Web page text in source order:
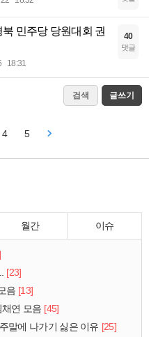
민주당 당원대회 권
18:31
40
댓글
검색 글쓰기
4 5
월간 이슈
[23]
음 [13]
연 모음 [45]
말에 나가기 싫은 이유 [25]